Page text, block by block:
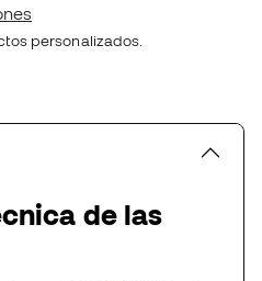
personalizados.
de las